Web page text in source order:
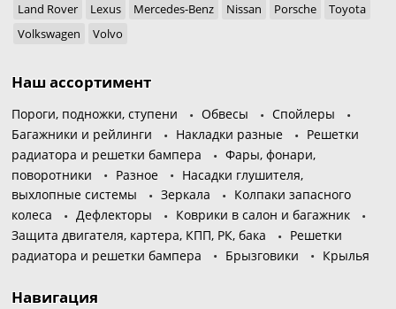
Land Rover
Lexus Mercedes-Benz Nissan Porsche
Toyota
Volkswagen
Volvo
Наш ассортимент
Пороги, подножки, ступени Обвесы
Спойлеры
Багажники и рейлинги
Накладки разные
Решетки
радиатора и решетки бампера
Фары, фонари,
поворотники
Разное
Насадки глушителя,
выхлопные системы
Зеркала
Колпаки запасного
колеса
Дефлекторы
Коврики в салон и багажник
Защита двигателя, картера, КПП, РК, бака
Решетки
радиатора и решетки бампера
Брызговики Крылья
Навигация